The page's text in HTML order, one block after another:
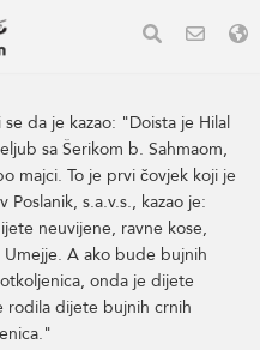
da je kazao: "Doista je Hilal
sa Šerikom b. Sahmaom,
majci. To je prvi čovjek koji je
s.a.v.s., kazao je:
neuvijene, ravne kose,
A ako bude bujnih
onda je dijete
rodila dijete bujnih crnih